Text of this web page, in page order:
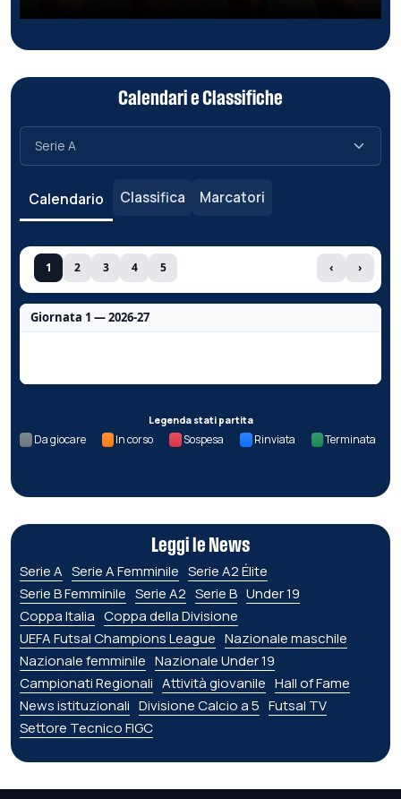
Calendari e Classifiche
Calendario Classifica Marcatori
1 2 3 4 5 ‹ ›
Giornata 1 — 2026-27
Legenda stati partita
Da giocare In corso Sospesa Rinviata Terminata
Leggi le News
Serie A Serie A Femminile Serie A2 Élite
Serie B Femminile Serie A2 Serie B Under 19
Coppa Italia Coppa della Divisione
UEFA Futsal Champions League Nazionale maschile
Nazionale femminile Nazionale Under 19
Campionati Regionali Attività giovanile Hall of Fame
News istituzionali Divisione Calcio a 5 Futsal TV
Settore Tecnico FIGC